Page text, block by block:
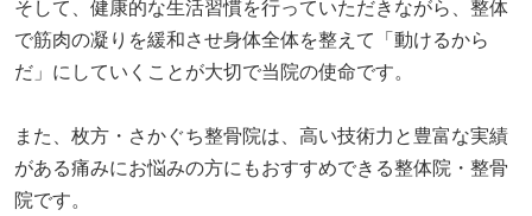
そして、健康的な生活習慣を行っていただきながら、整体
で筋肉の凝りを緩和させ身体全体を整えて「動けるから
だ」にしていくことが大切で当院の使命です。
また、枚方・さかぐち整骨院は、高い技術力と豊富な実績
がある痛みにお悩みの方にもおすすめできる整体院・整骨
院です。